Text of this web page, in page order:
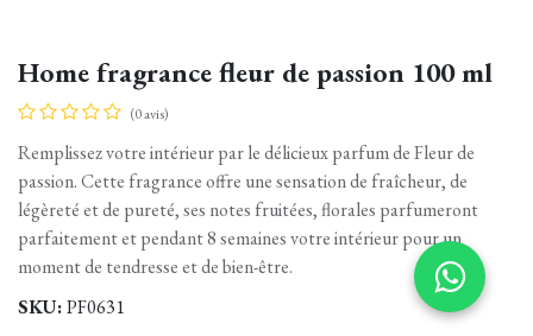
Home fragrance fleur de passion 100 ml
(0 avis)
Remplissez votre intérieur par le délicieux parfum de Fleur de
passion. Cette fragrance offre une sensation de fraîcheur, de
légèreté et de pureté, ses notes fruitées, florales parfumeront
parfaitement et pendant 8 semaines votre intérieur pour un
moment de tendresse et de bien-être.
SKU:PF0631